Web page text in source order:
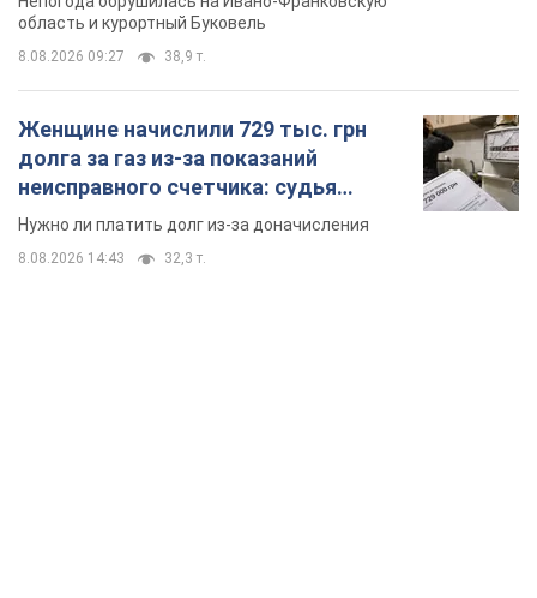
область и курортный Буковель
8.08.2026 09:27 38,9 т.
Женщине начислили 729 тыс. грн
долга за газ из-за показаний
неисправного счетчика: судья
вынес неожиданное решение
Нужно ли платить долг из-за доначисления
8.08.2026 14:43 32,3 т.